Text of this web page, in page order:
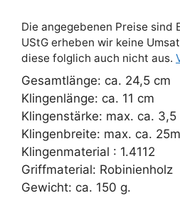
Die angegebenen Preise sind
UStG erheben wir keine
diese folglich auch nicht aus.
Gesamtlänge: ca. 24,5 cm
Klingenlänge: ca. 11 cm
Klingenstärke: max. ca. 3,5
Klingenbreite: max. ca.
Klingenmaterial : 1.4112
Griffmaterial: Robinienholz
Gewicht: ca. 150 g.